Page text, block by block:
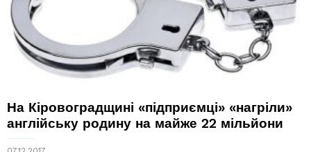
На Кіровоградщині «підприємці» «нагріли»
англійську родину на майже 22 мільйони